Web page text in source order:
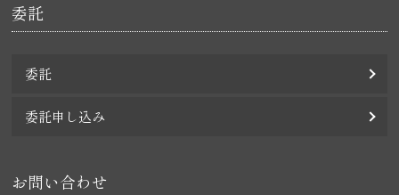
委託
委託
委託申し込み
お問い合わせ